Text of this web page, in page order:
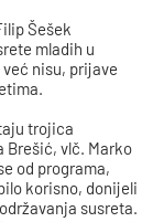
Šešek
mladih u
nisu, prijave
trojica
Brešić, vlč. Marko
od programa,
korisno, donijeli
susreta.